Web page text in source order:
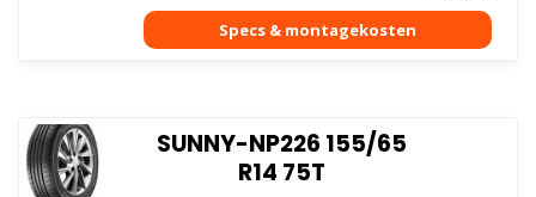
SUNNY-NP226 155/65
R14 75T